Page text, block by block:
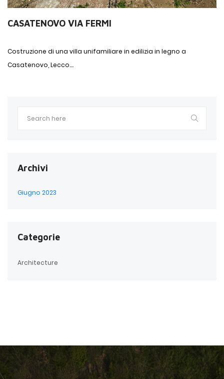
CASATENOVO VIA FERMI
Costruzione di una villa unifamiliare in edilizia in legno a
Casatenovo, Lecco....
Archivi
Giugno 2023
Categorie
Architecture